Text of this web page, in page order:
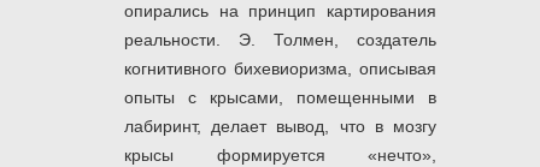
опирались на принцип картирования
реальности. Э. Толмен, создатель
когнитивного бихевиоризма, описывая
опыты с крысами, помещенными в
лабиринт, делает вывод, что в мозгу
крысы формируется «нечто»,